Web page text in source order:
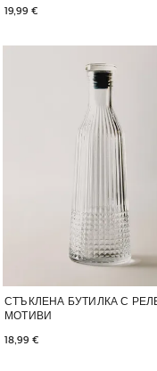
19,99 €
СТЪКЛЕНА БУТИЛКА С
МОТИВИ
18,99 €
Изображението е